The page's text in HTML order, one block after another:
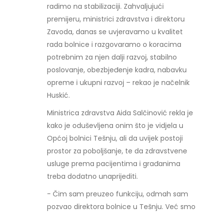
radimo na stabilizaciji. Zahvaljujući
premijeru, ministrici zdravstva i direktoru
Zavoda, danas se uvjeravamo u kvalitet
rada bolnice i razgovaramo o koracima
potrebnim za njen dalji razvoj, stabilno
poslovanje, obezbjeđenje kadra, nabavku
opreme i ukupni razvoj – rekao je načelnik
Huskić.
Ministrica zdravstva Aida Salčinović rekla je
kako je oduševljena onim što je vidjela u
Općoj bolnici Tešnju, ali da uvijek postoji
prostor za poboljšanje, te da zdravstvene
usluge prema pacijentima i građanima
treba dodatno unaprijediti.
- Čim sam preuzeo funkciju, odmah sam
pozvao direktora bolnice u Tešnju. Već smo